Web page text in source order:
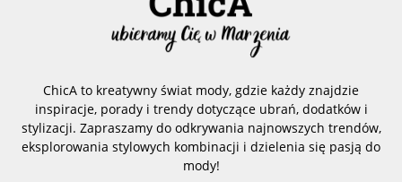
ChicA to kreatywny świat mody, gdzie każdy znajdzie
inspiracje, porady i trendy dotyczące ubrań, dodatków i
stylizacji. Zapraszamy do odkrywania najnowszych trendów,
eksplorowania stylowych kombinacji i dzielenia się pasją do
mody!